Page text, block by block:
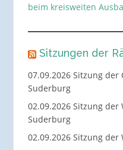
beim kreisweiten
Sitzungen der
07.09.2026 Sitzung der
Suderburg
02.09.2026 Sitzung der
Suderburg
02.09.2026 Sitzung der